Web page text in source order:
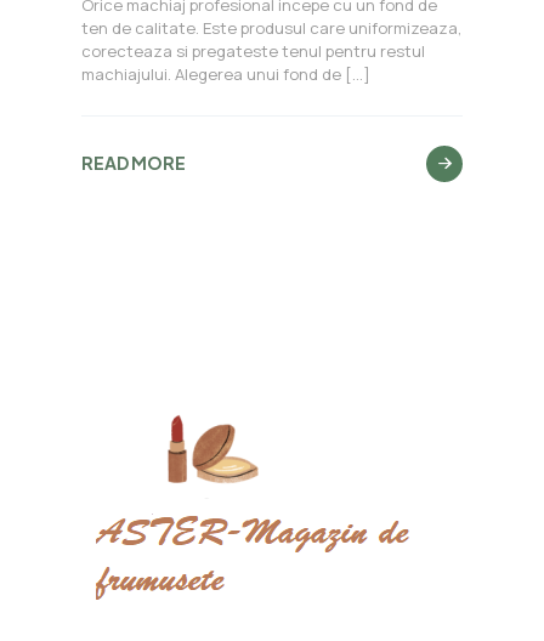
Orice machiaj profesional incepe cu un fond de
ten de calitate. Este produsul care uniformizeaza,
corecteaza si pregateste tenul pentru restul
machiajului. Alegerea unui fond de[…]
READ MORE